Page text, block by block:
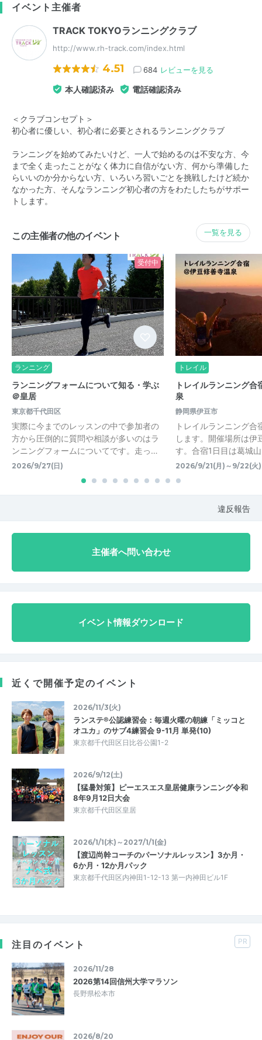
イベント主催者
TRACK TOKYOランニングクラブ
http://www.rh-track.com/index.html
4.51 684 レビューを見る
本人確認済み 電話確認済み
＜クラブコンセプト＞
初心者に優しい、初心者に必要とされるランニングクラブ
ランニングを始めてみたいけど、一人で始めるのは不安な方、今
まで全く走ったことがなく体力に自信がない方、何から準備した
らいいのか分からない方、いろいろ習いごとを挑戦したけど続か
なかった方、そんなランニング初心者の方をわたしたちがサポー
トします。
この主催者の他のイベント 一覧を見る
受付中
ランニング
ランニングフォームについて知る・学ぶ
＠皇居
東京都千代田区
実際に今までのレッスンの中で参加者の
方から圧倒的に質問や相談が多いのはラ
ンニングフォームについてです。走っ…
2026/9/27(日)
トレイル
トレイルランニング合
泉
静岡県伊豆市
トレイルランニング合
します。開催場所は伊
す。合宿1日目は葛城
2026/9/21(月)～9/22(火)
違反報告
主催者へ問い合わせ
イベント情報ダウンロード
近くで開催予定のイベント
2026/11/3(火)
ランステ®公認練習会：毎週火曜の朝練「ミッコと
オユカ」のサブ4練習会 9-11月 単発(10)
東京都千代田区日比谷公園1-2
2026/9/12(土)
【猛暑対策】ピーエスエス皇居健康ランニング令和
8年9月12日大会
東京都千代田区皇居
2026/1/1(木)～2027/1/1(金)
【渡辺尚幹コーチのパーソナルレッスン】3か月・
6か月・12か月パック
東京都千代田区内神田1-12-13 第一内神田ビル1F
注目のイベント PR
2026/11/28
2026第14回信州大学マラソン
長野県松本市
2026/8/20